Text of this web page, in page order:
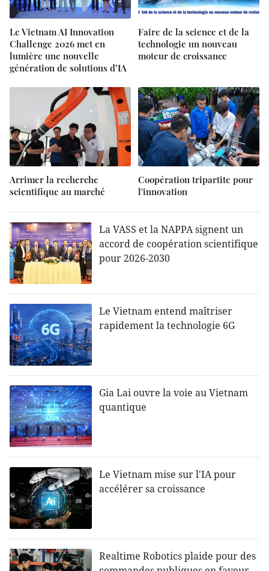
Le Vietnam AI Innovation
Challenge 2026 met en
lumière une nouvelle
génération de solutions d’IA
Faire de la science et de la
technologie un nouveau
moteur de croissance
Arrimer la recherche
scientifique au marché
Coopération tripartite pour
l'innovation
La VASS et la NAPPA signent un
accord de coopération scientifique
pour 2026-2030
Le Vietnam entend maîtriser
rapidement la technologie 6G
Gia Lai ouvre la voie au Vietnam
quantique
Le Vietnam mise sur l'IA pour
accélérer sa croissance
Realtime Robotics plaide pour des